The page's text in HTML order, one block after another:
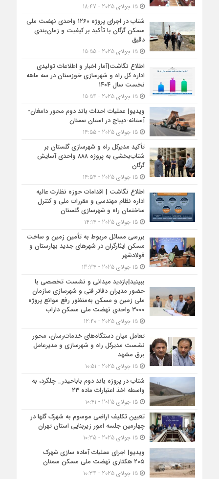
15 جولای 2025 - 18:47
شتاب در اجرای پروژه ۱۲۶۰ واحدی نهضت ملی
مسکن گرگان با تأکید بر کیفیت و زمان‌بندی
دقیق
15 جولای 2025 - 15:55
اطلاع نگاشت|آمار اخبار و اطلاعات تولیدی
اداره کل راه و شهرسازی خوزستان در سه ماهه
نخست سال ۱۴۰۴
15 جولای 2025 - 15:54
ویدیو| عملیات احداث باند دوم محور دامغان-
آستانه-دیباج در استان سمنان
15 جولای 2025 - 14:55
تأکید مدیرکل راه و شهرسازی گلستان بر
شتاب‌بخشی به پروژه ۸۸۸ واحدی آسایش
گرگان
15 جولای 2025 - 14:54
اطلاع نگاشت | اقدامات حوزه نظارت عالیه
اداره نظام مهندسی و مقررات ملی و کنترل
ساختمان راه و شهرسازی گلستان
15 جولای 2025 - 14:14
بررسی مسائل مربوط به تأمین زمین و ساخت
مسکن ایثارگران در شهرهای جدید بهارستان و
فولادشهر
15 جولای 2025 - 13:34
ببینید|بازدید میدانی و نشست تخصصی با
حضور مدیران دفاتر فنی و شهرسازی سازمان
ملی زمین و مسکن به‌منظور رفع موانع پروژه
۳۰۰۰ واحدی نهضت ملی مسکن داراب
15 جولای 2025 - 12:40
تعامل میان دستگاه‌های خدمات‌رسان، محور
نشست مدیرکل راه و شهرسازی و مدیرعامل
برق مشهد
15 جولای 2025 - 10:51
شتاب در پروژه باند دوم باباحیدر_ چلگرد، به
واسطه اخذ اعتبارات ماده ۲۳
15 جولای 2025 - 10:41
تعیین تکلیف اراضی موسوم به شهرک گلها در
چهارمین جلسه امور زیربنایی استان تهران
15 جولای 2025 - 10:35
ویدیو| اجرای عملیات آماده سازی شهرک
۲۰۵ هکتاری نهضت ملی مسکن سمنان
15 جولای 2025 - 10:34